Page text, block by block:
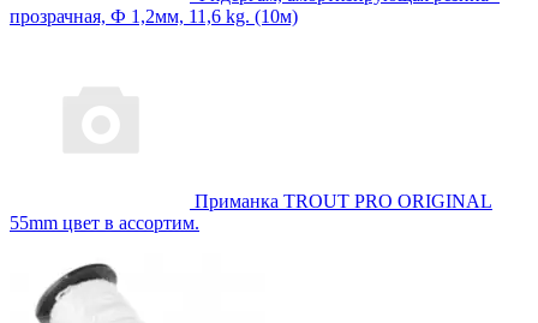
прозрачная, Ф 1,2мм, 11,6 kg. (10м)
Приманка TROUT PRO ORIGINAL
55mm цвет в ассортим.